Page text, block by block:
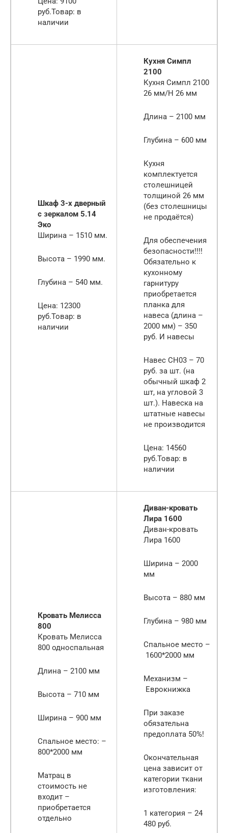
руб.Товар: в
наличии
Шкаф 3-х дверный
с зеркалом 5.14
Эко
Ширина – 1510 мм.
Высота – 1990 мм.
Глубина – 540 мм.
Цена: 12300
руб.Товар: в
наличии
Кухня Симпл
2100
Кухня Симпл 2100
26 мм/Н 26 мм
Длина – 2100 мм
Глубина – 600 мм
Кухня
комплектуется
столешницей
толщиной 26 мм
(без столешницы
не продаётся)
Для обеспечения
безопасности!!!!
Обязательно к
кухонному
гарнитуру
приобретается
планка для
навеса (длина –
2000 мм) – 350
руб. И навесы
Навес СН03 – 70
руб. за шт. (на
обычный шкаф 2
шт, на угловой 3
шт.). Навеска на
штатные навесы
не производится
Цена: 14560
руб.Товар: в
наличии
Кровать Мелисса
800
Кровать Мелисса
800 односпальная
Длина – 2100 мм
Высота – 710 мм
Ширина – 900 мм
Спальное место: –
800*2000 мм
Матрац в
стоимость не
входит –
приобретается
отдельно
Диван-кровать
Лира 1600
Диван-кровать
Лира 1600
Ширина – 2000
мм
Высота – 880 мм
Глубина – 980 мм
Спальное место –
1600*2000 мм
Механизм –
Еврокнижка
При заказе
обязательна
предоплата 50%!
Окончательная
цена зависит от
категории ткани
изготовления:
1 категория – 24
480 руб.